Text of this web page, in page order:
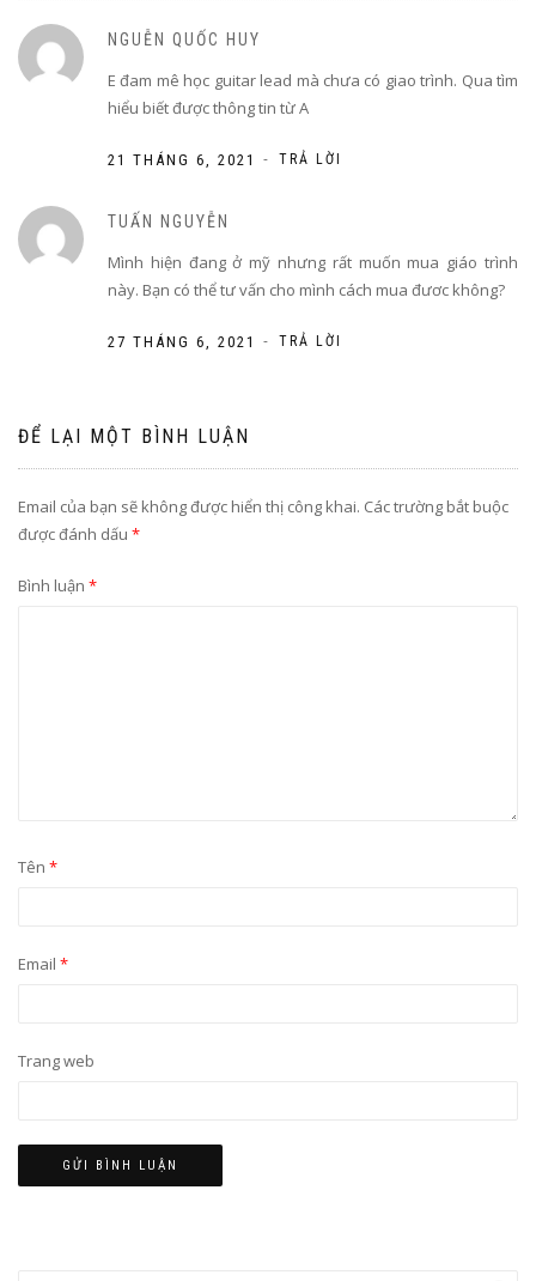
NGUỄN QUỐC HUY
E đam mê học guitar lead mà chưa có giao trình. Qua tìm
hiểu biết được thông tin từ A
21 THÁNG 6, 2021 - TRẢ LỜI
TUẤN NGUYỄN
Mình hiện đang ở mỹ nhưng rất muốn mua giáo trình
này. Bạn có thể tư vấn cho mình cách mua đươc không?
27 THÁNG 6, 2021 - TRẢ LỜI
ĐỂ LẠI MỘT BÌNH LUẬN
Email của bạn sẽ không được hiển thị công khai. Các trường bắt buộc
được đánh dấu *
Bình luận *
Tên *
Email *
Trang web